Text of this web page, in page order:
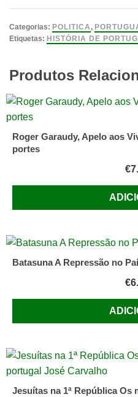
Solução
para
LIVRO
Diogo
Freitas
do
Amaral
Categorias: POLITICA ,
Etiquetas: HISTÓRIA DE
Produtos
Roger Garaudy, Apelo aos
portes
€
Batasuna A Repressão no
€
Jesuítas na 1ª República Os